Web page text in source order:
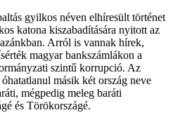
gyilkos néven elhíresült történet
katona kiszabadítására nyitott az
Arról is vannak hírek,
magyar bankszámlákon a
szintű korrupció. Az
másik két ország neve
mégpedig meleg baráti
és Törökországé.